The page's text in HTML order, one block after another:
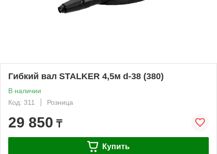
Гибкий вал STALKER 4,5м d-38 (380)
В наличии
Код: 311
Розница
29 850 ₸
Купить